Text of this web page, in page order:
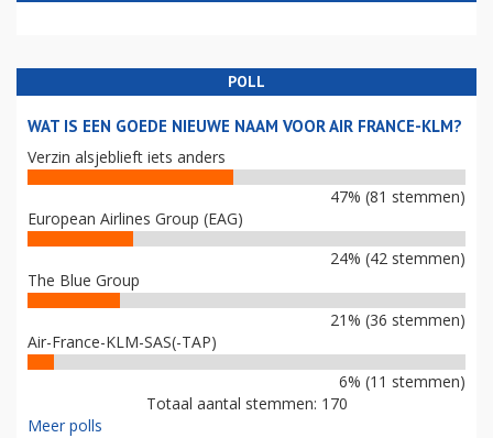
POLL
WAT IS EEN GOEDE NIEUWE NAAM VOOR AIR FRANCE-KLM?
Verzin alsjeblieft iets anders
47% (81 stemmen)
European Airlines Group (EAG)
24% (42 stemmen)
The Blue Group
21% (36 stemmen)
Air-France-KLM-SAS(-TAP)
6% (11 stemmen)
Totaal aantal stemmen: 170
Meer polls